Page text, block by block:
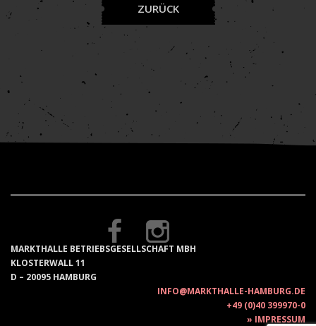
ZURÜCK
MARKTHALLE BETRIEBSGESELLSCHAFT MBH
KLOSTERWALL 11
D – 20095 HAMBURG
INFO@MARKTHALLE-HAMBURG.DE
+49 (0)40 399970-0
IMPRESSUM